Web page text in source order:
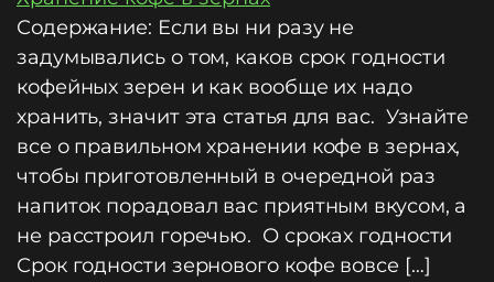
Содержание: Если вы ни разу не
задумывались о том, каков срок годности
кофейных зерен и как вообще их надо
хранить, значит эта статья для вас. Узнайте
все о правильном хранении кофе в зернах,
чтобы приготовленный в очередной раз
напиток порадовал вас приятным вкусом, а
не расстроил горечью. О сроках годности
Срок годности зернового кофе вовсе […]